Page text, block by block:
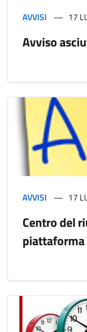
AVVISI 17
Avviso
AVVISI 17
Centro del